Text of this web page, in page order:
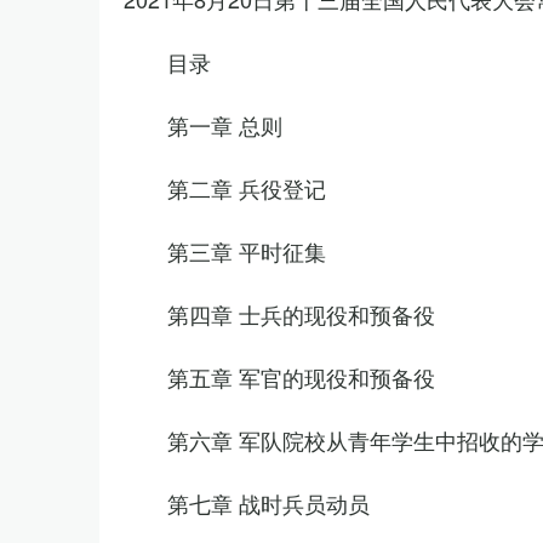
目录
第一章 总则
第二章 兵役登记
第三章 平时征集
第四章 士兵的现役和预备役
第五章 军官的现役和预备役
第六章 军队院校从青年学生中招收的
第七章 战时兵员动员